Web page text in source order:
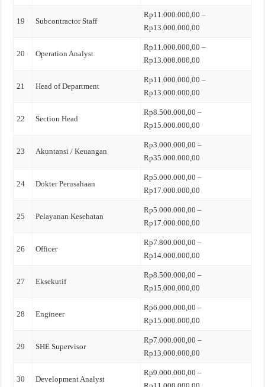
19 Subcontractor Staff
Rp11.000.000,00 –
Rp13.000.000,00
20 Operation Analyst
Rp11.000.000,00 –
Rp13.000.000,00
21 Head of Department
Rp11.000.000,00 –
Rp13.000.000,00
22 Section Head
Rp8.500.000,00 –
Rp15.000.000,00
23 Akuntansi / Keuangan
Rp3.000.000,00 –
Rp35.000.000,00
24 Dokter Perusahaan
Rp5.000.000,00 –
Rp17.000.000,00
25 Pelayanan Kesehatan
Rp5.000.000,00 –
Rp17.000.000,00
26 Officer
Rp7.800.000,00 –
Rp14.000.000,00
27 Eksekutif
Rp8.500.000,00 –
Rp15.000.000,00
28 Engineer
Rp6.000.000,00 –
Rp15.000.000,00
29 SHE Supervisor
Rp7.000.000,00 –
Rp13.000.000,00
30 Development Analyst
Rp9.000.000,00 –